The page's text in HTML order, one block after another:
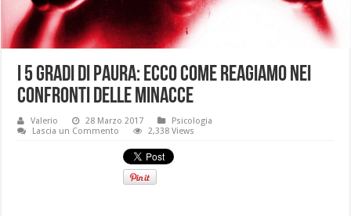
I 5 gradi di paura: ecco come reagiamo nei
confronti delle minacce
Valerio 28 Marzo 2017
Psicologia
Lascia un Commento
2,338 Views